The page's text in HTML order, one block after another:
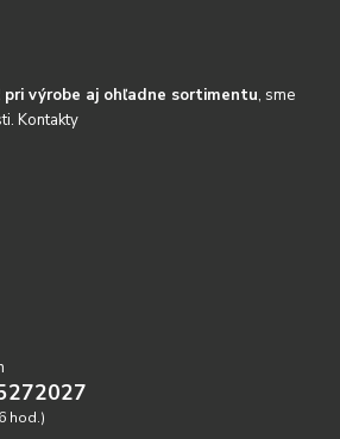
pri výrobe aj ohľadne sortimentu, sme
Kontakty
hod.)